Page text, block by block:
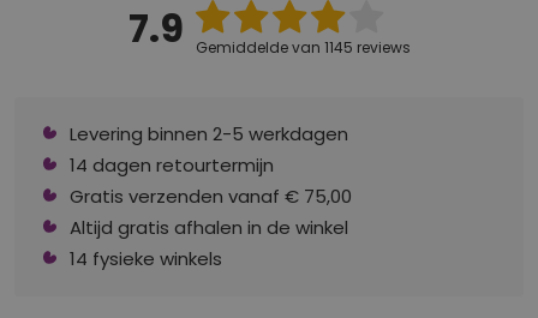
7.9 Gemiddelde van 1145 reviews
Levering binnen 2-5 werkdagen
14 dagen retourtermijn
Gratis verzenden vanaf € 75,00
Altijd gratis afhalen in de winkel
14 fysieke winkels